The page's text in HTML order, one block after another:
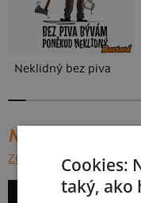
Neklidný bez piva
ZOBRAZIŤ VŠETKY
Cookies:
taký, ako